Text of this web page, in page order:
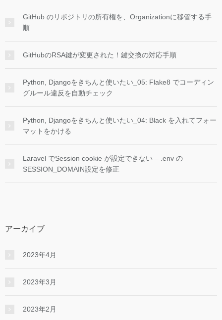
GitHub のリポジトリの所有権を、Organizationに移管する手
順
GitHubのRSA鍵が変更された！鍵交換の対応手順
Python, Djangoをきちんと使いたい_05: Flake8 でコーディン
グルール違反を自動チェック
Python, Djangoをきちんと使いたい_04: Black を入れてフォー
マットをかける
Laravel でSession cookie が設定できない – .env の
SESSION_DOMAIN設定を修正
アーカイブ
2023年4月
2023年3月
2023年2月